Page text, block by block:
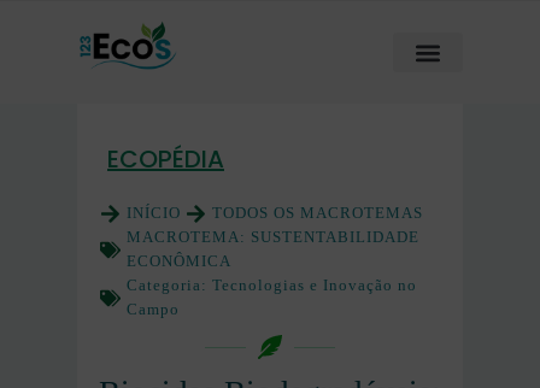
ECOPÉDIA
INÍCIO
TODOS OS MACROTEMAS
MACROTEMA: SUSTENTABILIDADE
ECONÔMICA
Categoria: Tecnologias e Inovação no
Campo